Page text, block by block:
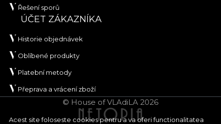
Acest site foloseste cookies pentru a va oferi functionalitatea
Řešení sporů
ÚČET ZÁKAZNÍKA
Historie objednávek
Oblíbené produkty
Platební metody
Přeprava a vrácení zboží
© House of VLAdiLA 2026